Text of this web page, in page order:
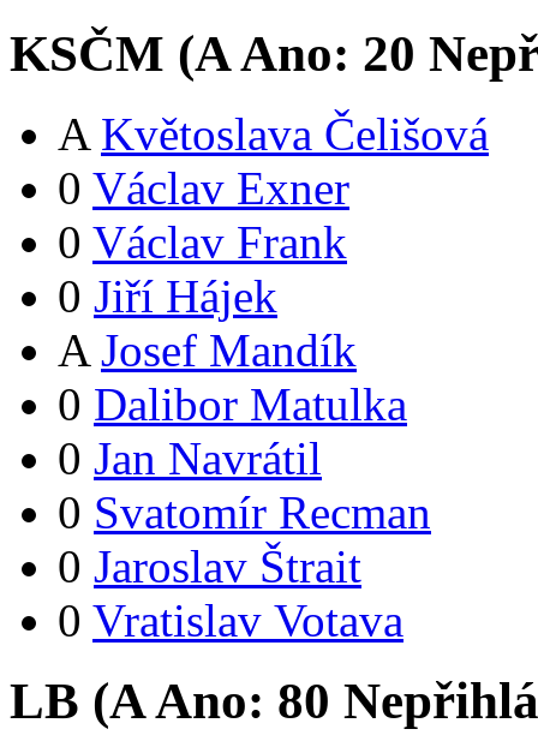
KSČM (AAno: 20
A Květoslava Čelišová
0 Václav Exner
0 Václav Frank
0 Jiří Hájek
A Josef Mandík
0 Dalibor Matulka
0 Jan Navrátil
0 Svatomír Recman
0 Jaroslav Štrait
0 Vratislav Votava
LB (AAno: 80